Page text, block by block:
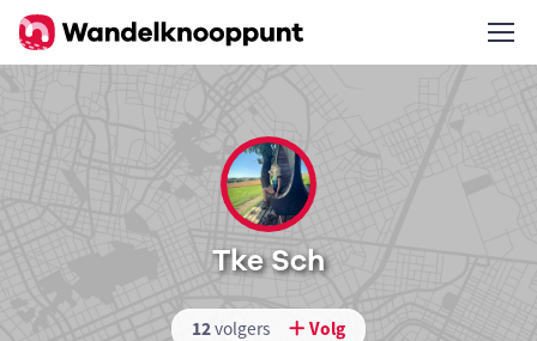
Tke Sch
12volgers Volg